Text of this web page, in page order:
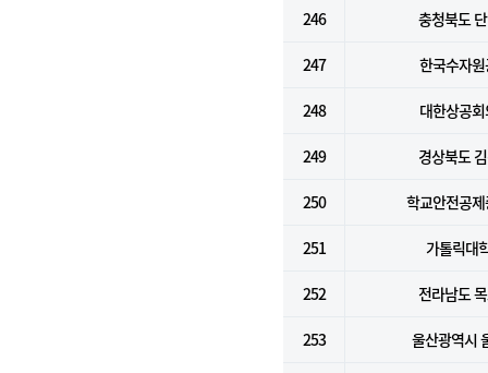
246 충청북도
247 한국수자
248 대한상공
249 경상북도
250 학교안전공
251 가톨릭대
252 전라남도
253 울산광역시